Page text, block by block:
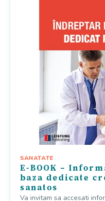
SANATATE
E-BOOK –
baza dedicate
sanatos
Va invitam sa accesati